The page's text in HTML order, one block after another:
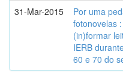
31-Mar-2015
Por uma
fotonovelas
(in)formar
IERB
60 e 70 do